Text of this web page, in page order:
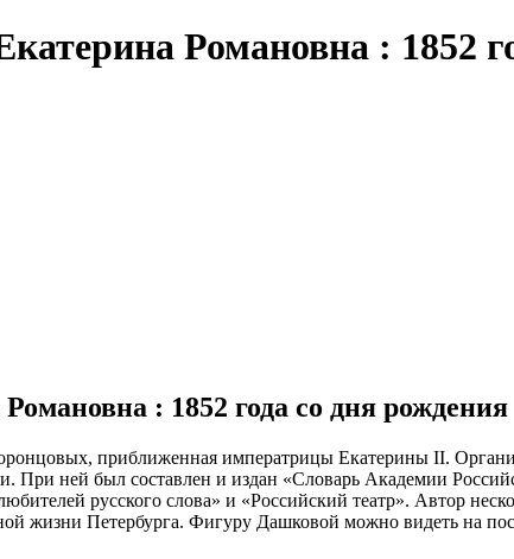
Романовна : 1852
: 1852 года со дня рождения
приближенная императрицы Екатерины II.
При ней был составлен и издан «Словарь Академии
русского слова» и «Российский театр». Автор
жизни Петербурга. Фигуру Дашковой можно видеть на